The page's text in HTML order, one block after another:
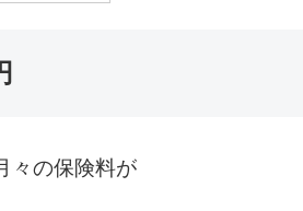
々の保険料が